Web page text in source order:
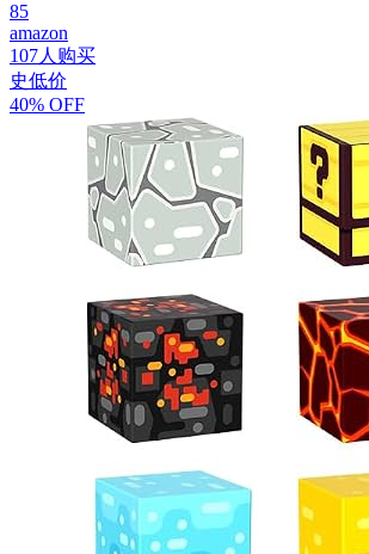
85
amazon
107人购买
史低价
40% OFF